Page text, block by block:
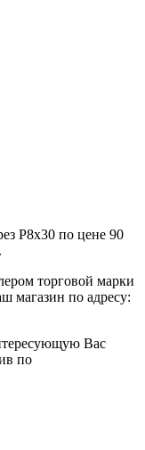
P8x30 по цене 90
торговой марки
магазин по адресу:
Вас
по